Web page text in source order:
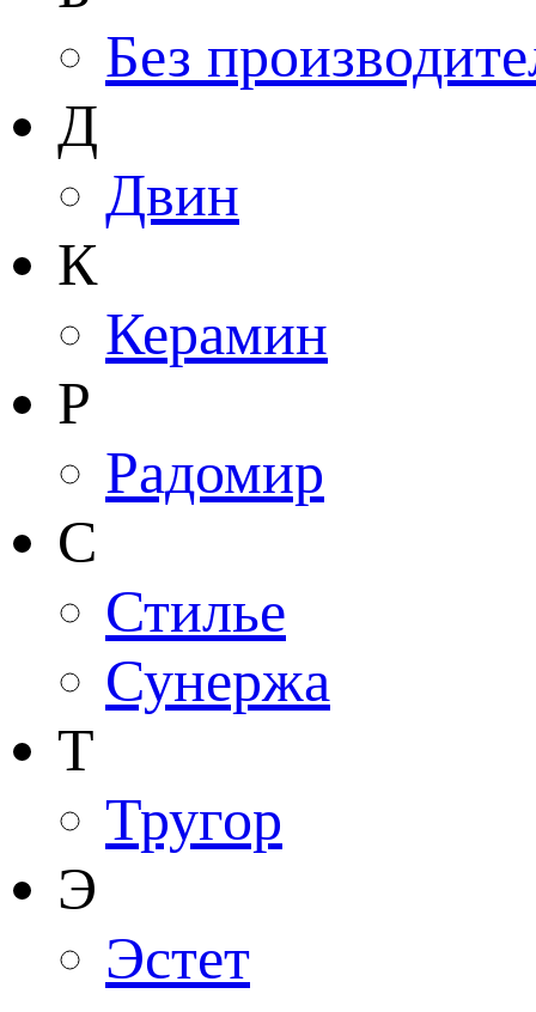
Без
Д
Двин
К
Керамин
Р
Радомир
С
Стилье
Сунержа
Т
Тругор
Э
Эстет